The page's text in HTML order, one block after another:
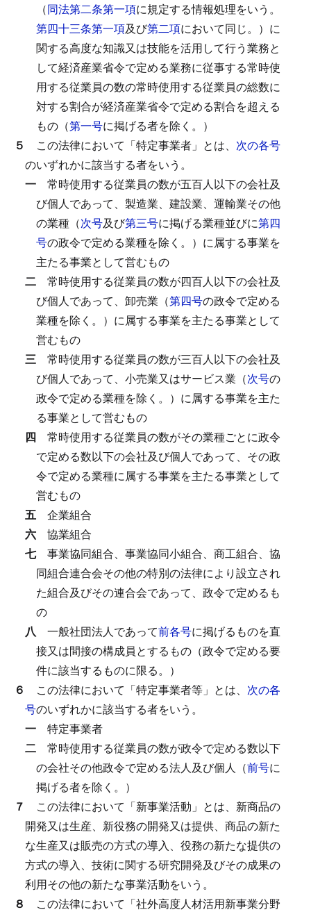
（同法第二条第一項に規定する情報処理をいう。
第四十三条第一項及び第二項において同じ。）に
関する高度な知識又は技能を活用して行う業務と
して経済産業省令で定める業務に従事する常時使
用する従業員の数の常時使用する従業員の総数に
対する割合が経済産業省令で定める割合を超える
もの（第一号に掲げる者を除く。）
５ この法律において「特定事業者」とは、 次の各号
のいずれかに該当する者をいう。
一 常時使用する従業員の数が五百人以下の会社及
び個人であって、製造業、建設業、運輸業その他
の業種（次号及び第三号に掲げる業種並びに第四
号の政令で定める業種を除く。）に属する事業を
主たる事業として営むもの
二 常時使用する従業員の数が四百人以下の会社及
び個人であって、卸売業（第四号の政令で定める
業種を除く。）に属する事業を主たる事業として
営むもの
三 常時使用する従業員の数が三百人以下の会社及
び個人であって、小売業又はサービス業（次号の
政令で定める業種を除く。）に属する事業を主た
る事業として営むもの
四 常時使用する従業員の数がその業種ごとに政令
で定める数以下の会社及び個人であって、その政
令で定める業種に属する事業を主たる事業として
営むもの
五 企業組合
六 協業組合
七 事業協同組合、事業協同小組合、商工組合、協
同組合連合会その他の特別の法律により設立され
た組合及びその連合会であって、政令で定めるも
の
八 一般社団法人であって前各号に掲げるものを直
接又は間接の構成員とするもの（政令で定める要
件に該当するものに限る。）
６ この法律において「特定事業者等」とは、 次の各
号のいずれかに該当する者をいう。
一 特定事業者
二 常時使用する従業員の数が政令で定める数以下
の会社その他政令で定める法人及び個人（前号に
掲げる者を除く。）
７ この法律において「新事業活動」とは、新商品の
開発又は生産、新役務の開発又は提供、商品の新た
な生産又は販売の方式の導入、役務の新たな提供の
方式の導入、技術に関する研究開発及びその成果の
利用その他の新たな事業活動をいう。
８ この法律において「社外高度人材活用新事業分野